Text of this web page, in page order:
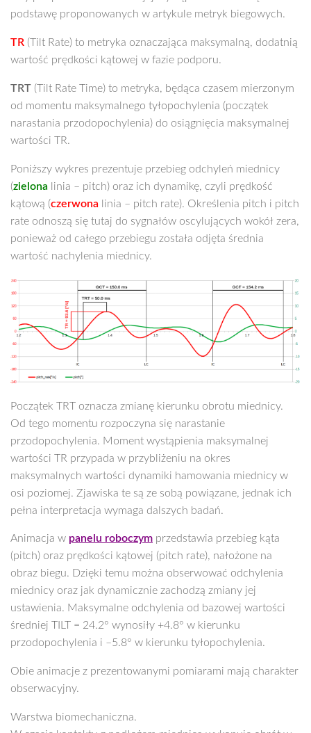
podstawę proponowanych w artykule metryk biegowych.
TR (Tilt Rate) to metryka oznaczająca maksymalną, dodatnią
wartość prędkości kątowej w fazie podporu.
TRT (Tilt Rate Time) to metryka, będąca czasem mierzonym
od momentu maksymalnego tyłopochylenia (początek
narastania przodopochylenia) do osiągnięcia maksymalnej
wartości TR.
Poniższy wykres prezentuje przebieg odchyleń miednicy
(zielona linia – pitch) oraz ich dynamikę, czyli prędkość
kątową (czerwona linia – pitch rate). Określenia pitch i pitch
rate odnoszą się tutaj do sygnałów oscylujących wokół zera,
ponieważ od całego przebiegu została odjęta średnia
wartość nachylenia miednicy.
Początek TRT oznacza zmianę kierunku obrotu miednicy.
Od tego momentu rozpoczyna się narastanie
przodopochylenia. Moment wystąpienia maksymalnej
wartości TR przypada w przybliżeniu na okres
maksymalnych wartości dynamiki hamowania miednicy w
osi poziomej. Zjawiska te są ze sobą powiązane, jednak ich
pełna interpretacja wymaga dalszych badań.
Animacja w panelu roboczym przedstawia przebieg kąta
(pitch) oraz prędkości kątowej (pitch rate), nałożone na
obraz biegu. Dzięki temu można obserwować odchylenia
miednicy oraz jak dynamicznie zachodzą zmiany jej
ustawienia. Maksymalne odchylenia od bazowej wartości
średniej TILT = 24.2° wynosiły +4.8° w kierunku
przodopochylenia i –5.8° w kierunku tyłopochylenia.
Obie animacje z prezentowanymi pomiarami mają charakter
obserwacyjny.
Warstwa biomechaniczna.